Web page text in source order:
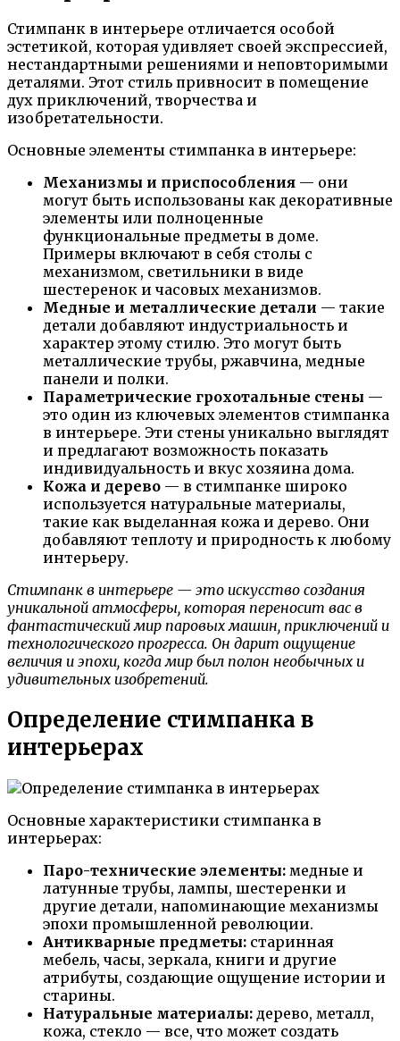
Стимпанк в интерьере отличается особой
эстетикой, которая удивляет своей экспрессией,
нестандартными решениями и неповторимыми
деталями. Этот стиль привносит в помещение
дух приключений, творчества и
изобретательности.
Основные элементы стимпанка в интерьере:
Механизмы и приспособления — они
могут быть использованы как декоративные
элементы или полноценные
функциональные предметы в доме.
Примеры включают в себя столы с
механизмом, светильники в виде
шестеренок и часовых механизмов.
Медные и металлические детали — такие
детали добавляют индустриальность и
характер этому стилю. Это могут быть
металлические трубы, ржавчина, медные
панели и полки.
Параметрические грохотальные стены —
это один из ключевых элементов стимпанка
в интерьере. Эти стены уникально выглядят
и предлагают возможность показать
индивидуальность и вкус хозяина дома.
Кожа и дерево — в стимпанке широко
используется натуральные материалы,
такие как выделанная кожа и дерево. Они
добавляют теплоту и природность к любому
интерьеру.
Стимпанк в интерьере — это искусство создания
уникальной атмосферы, которая переносит вас в
фантастический мир паровых машин, приключений и
технологического прогресса. Он дарит ощущение
величия и эпохи, когда мир был полон необычных и
удивительных изобретений.
Определение стимпанка в
интерьерах
Основные характеристики стимпанка в
интерьерах:
Паро-технические элементы: медные и
латунные трубы, лампы, шестеренки и
другие детали, напоминающие механизмы
эпохи промышленной революции.
Антикварные предметы: старинная
мебель, часы, зеркала, книги и другие
атрибуты, создающие ощущение истории и
старины.
Натуральные материалы: дерево, металл,
кожа, стекло — все, что может создать